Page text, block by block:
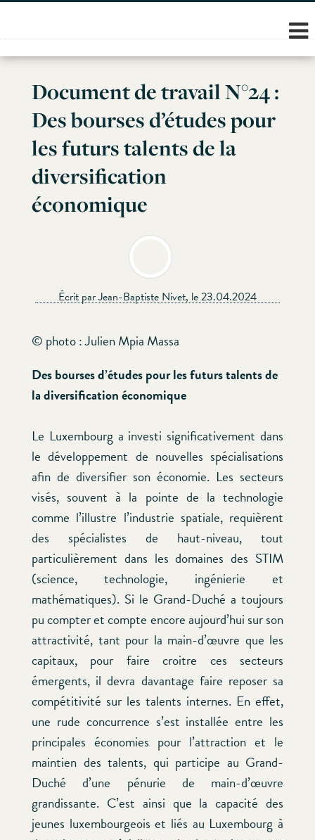
Skip
content
Document de travail N°24 :
Des bourses d’études pour
les futurs talents de la
diversification
économique
Écrit par Jean-Baptiste Nivet, le 23.04.2024
© photo : Julien Mpia Massa
Des bourses d’études pour les futurs talents de
la diversification économique
Le Luxembourg a investi significativement dans
le développement de nouvelles spécialisations
afin de diversifier son économie. Les secteurs
visés, souvent à la pointe de la technologie
comme l’illustre l’industrie spatiale, requièrent
des spécialistes de haut-niveau, tout
particulièrement dans les domaines des STIM
(science, technologie, ingénierie et
mathématiques). Si le Grand-Duché a toujours
pu compter et compte encore aujourd’hui sur son
attractivité, tant pour la main-d’œuvre que les
capitaux, pour faire croitre ces secteurs
émergents, il devra davantage faire reposer sa
compétitivité sur les talents internes. En effet,
une rude concurrence s’est installée entre les
principales économies pour l’attraction et le
maintien des talents, qui participe au Grand-
Duché d’une pénurie de main-d’œuvre
grandissante. C’est ainsi que la capacité des
jeunes luxembourgeois et liés au Luxembourg à